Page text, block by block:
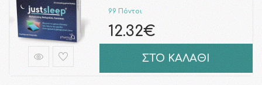
99 Πόντοι
12.32€
ΣΤΟ ΚΑΛΑΘΙ